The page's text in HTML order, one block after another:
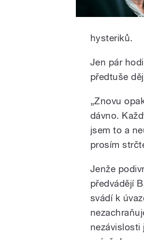
hysteriků.
Jen pár
předtuše
„Znovu
dávno.
jsem to a
prosím
Jenže
předvádějí
svádí k